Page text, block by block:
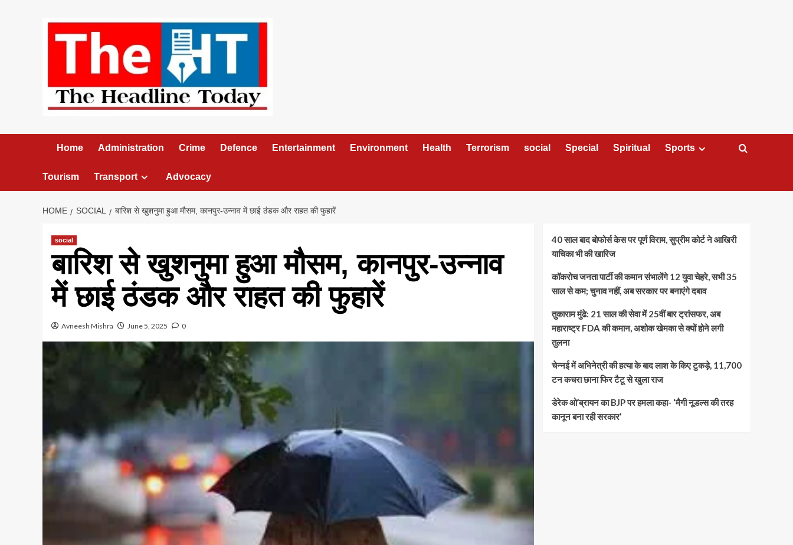
Home Administration Crime Defence Entertainment Environment Health Terrorism social Special Spiritual Sports
Tourism Transport Advocacy
HOME SOCIAL बारिश से खुशनुमा हुआ मौसम, कानपुर-उन्नाव में छाई ठंडक और राहत की फुहारें
social
बारिश से खुशनुमा हुआ मौसम, कानपुर-उन्नाव
में छाई ठंडक और राहत की फुहारें
Avneesh Mishra June 5, 2025 0
40 साल बाद बोफोर्स केस पर पूर्ण विराम, सुप्रीम कोर्ट ने आखिरी
याचिका भी की खारिज
कॉकरोच जनता पार्टी की कमान संभालेंगे 12 युवा चेहरे, सभी 35
साल से कम; चुनाव नहीं, अब सरकार पर बनाएंगे दबाव
तुकाराम मुंढे: 21 साल की सेवा में 25वीं बार ट्रांसफर, अब
महाराष्ट्र FDA की कमान, अशोक खेमका से क्यों होने लगी
तुलना
चेन्नई में अभिनेत्री की हत्या के बाद लाश के किए टुकड़े, 11,700
टन कचरा छाना फिर टैटू से खुला राज
डेरेक ओ’ब्रायन का BJP पर हमला कहा- ‘मैगी नूडल्स की तरह
कानून बना रही सरकार’